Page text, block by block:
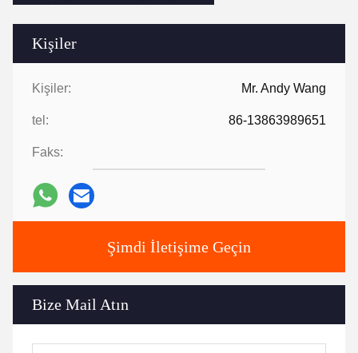
Kişiler
Kişiler: Mr. Andy Wang
tel: 86-13863989651
Faks:
Şimdi İletişime Geçin
Bize Mail Atın